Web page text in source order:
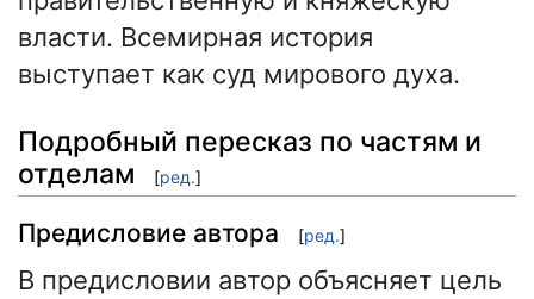
власти. Всемирная история
выступает как суд мирового духа.
Подробный пересказ по частям и
отделам
[ред.]
Предисловие автора [ред.]
В предисловии автор объясняет цель